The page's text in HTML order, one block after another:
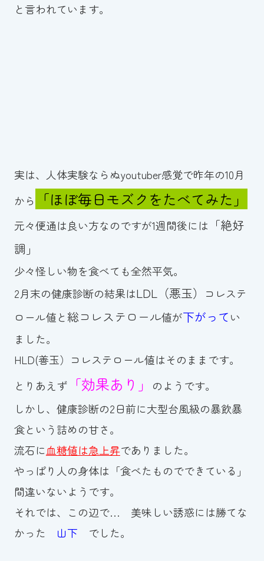
と言われています。
実は、人体実験ならぬyoutuber感覚で昨年の10月
から
「ほぼ毎日モズクをたべてみた」
元々便通は良い方なのですが1週間後には 「絶好
調」
少々怪しい物を食べても全然平気。
2月末の健康診断の結果はLDL（悪玉）
コレステ
ロール値と総コレステロール値が下がってい
ました。
HLD(善玉）コレステロール値はそのままです。
とりあえず「効果あり」
のようです。
しかし、健康診断の2日前に大型台風級の暴飲暴
食という詰めの甘さ。
流石に血糖値は急上昇でありました。
やっぱり人の身体は「食べたものでできている」
間違いないようです。
それでは、この辺で… 美味しい誘惑には勝てな
かった 山下 でした。